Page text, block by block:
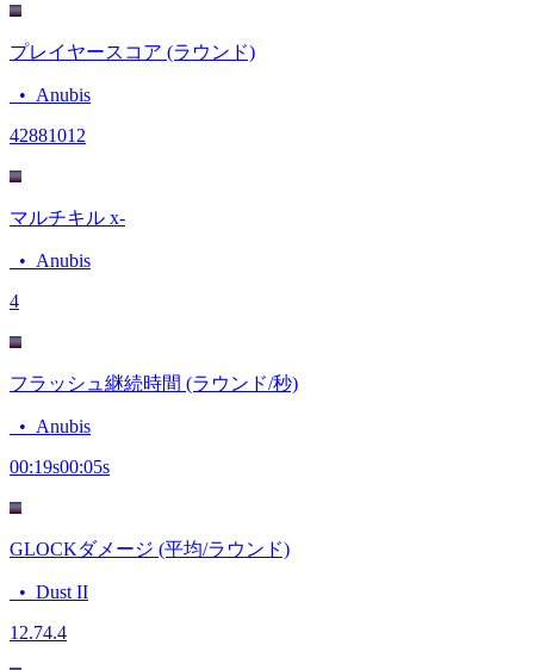
プレイヤースコア (ラウンド)
• Anubis
42881012
マルチキル x-
• Anubis
4
フラッシュ継続時間 (ラウンド/秒)
• Anubis
00:19s00:05s
GLOCKダメージ (平均/ラウンド)
• Dust II
12.74.4